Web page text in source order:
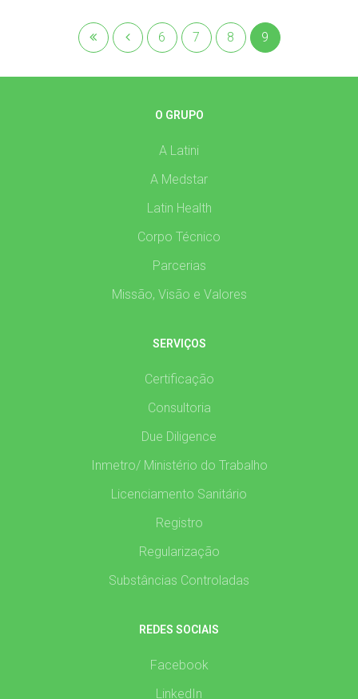
6 7 8 9
O GRUPO
A Latini
A Medstar
Latin Health
Corpo Técnico
Parcerias
Missão, Visão e Valores
SERVIÇOS
Certificação
Consultoria
Due Diligence
Inmetro/ Ministério do Trabalho
Licenciamento Sanitário
Registro
Regularização
Substâncias Controladas
REDES SOCIAIS
Facebook
LinkedIn